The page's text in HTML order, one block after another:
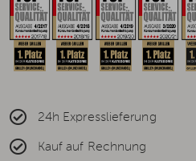
24h Expresslieferung
Kauf auf Rechnung